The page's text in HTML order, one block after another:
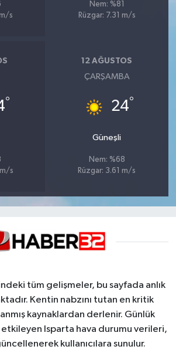
s
Nem: %81
Rüzgar: 7.31 m/s
°
s
12 AĞUSTOS
ÇARŞAMBA
24°
Güneşli
Nem: %68
Rüzgar: 3.61 m/s
tüm gelişmeler, bu sayfada anlık
Kentin nabzını tutan en kritik
kaynaklardan derlenir. Günlük
etkileyen Isparta hava durumu verileri,
kullanıcılara sunulur.